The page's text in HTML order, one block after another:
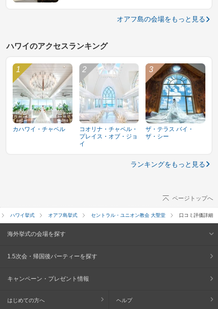
オアフ島の会場をもっと見る
ハワイのアクセスランキング
カハワイ・チャペル
コオリナ・チャペル・
プレイス・オブ・ジョ
イ
ザ・テラス バイ・
ザ・シー
ランキングをもっと見る
ページトップへ
ハワイ挙式 オアフ島挙式 セントラル・ユニオン教会 大聖堂 口コミ評価詳細
海外挙式の会場を探す
1.5次会・帰国後パーティーを探す
キャンペーン・プレゼント情報
はじめての方へ ヘルプ